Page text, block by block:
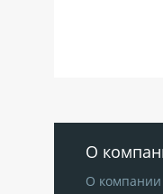
О
О компании